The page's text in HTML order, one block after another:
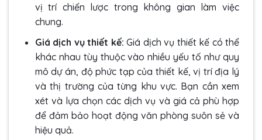
vị trí chiến lược trong không gian làm việc
chung.
Giá dịch vụ thiết kế: Giá dịch vụ thiết kế có thể
khác nhau tùy thuộc vào nhiều yếu tố như quy
mô dự án, độ phức tạp của thiết kế, vị trí địa lý
và thị trường của từng khu vực. Bạn cần xem
xét và lựa chọn các dịch vụ và giá cả phù hợp
để đảm bảo hoạt động văn phòng suôn sẻ và
hiệu quả.